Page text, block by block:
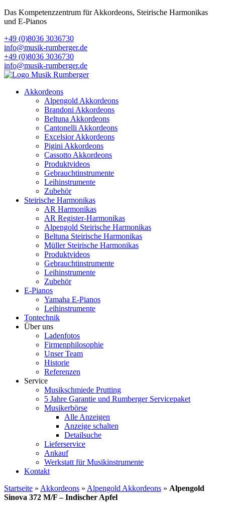
Das Kompetenzzentrum für Akkordeons, Steirische Harmonikas
und E-Pianos
+49 (0)8036 3036730
info@musik-rumberger.de
+49 (0)8036 3036730
info@musik-rumberger.de
Akkordeons
Alpengold Akkordeons
Brandoni Akkordeons
Beltuna Akkordeons
Cantonelli Akkordeons
Excelsior Akkordeons
Pigini Akkordeons
Cassotto Akkordeons
Produktvideos
Gebrauchtinstrumente
Leihinstrumente
Zubehör
Steirische Harmonikas
AR Harmonikas
AR Register-Harmonikas
Alpengold Steirische Harmonikas
Beltuna Steirische Harmonikas
Müller Steirische Harmonikas
Produktvideos
Gebrauchtinstrumente
Leihinstrumente
Zubehör
E-Pianos
Yamaha E-Pianos
Leihinstrumente
Tontechnik
Über uns
Ladenfotos
Firmenphilosophie
Unser Team
Historie
Referenzen
Service
Musikschmiede Prutting
5 Jahre Garantie und Rumberger Servicepaket
Musikerbörse
Alle Anzeigen
Anzeige schalten
Detailsuche
Lieferservice
Ankauf
Werkstatt für Musikinstrumente
Kontakt
Startseite » Akkordeons » Alpengold Akkordeons » Alpengold
Sinova 372 M/F – Indischer Apfel